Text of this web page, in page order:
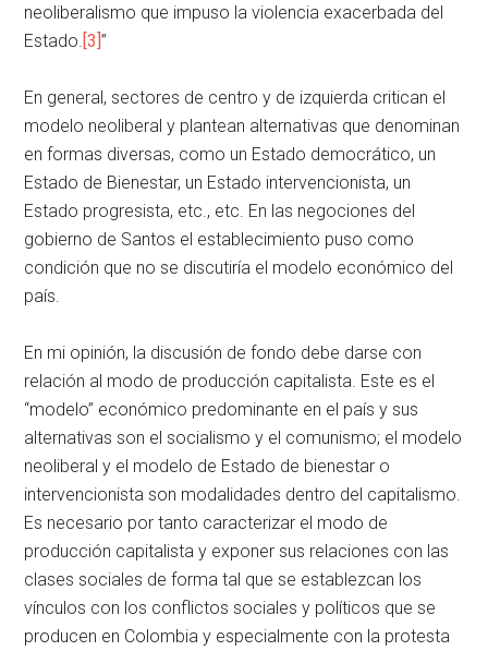
neoliberalismo que impuso la violencia exacerbada del
Estado.[3]”
En general, sectores de centro y de izquierda critican el
modelo neoliberal y plantean alternativas que denominan
en formas diversas, como un Estado democrático, un
Estado de Bienestar, un Estado intervencionista, un
Estado progresista, etc., etc. En las negociones del
gobierno de Santos el establecimiento puso como
condición que no se discutiría el modelo económico del
país.
En mi opinión, la discusión de fondo debe darse con
relación al modo de producción capitalista. Este es el
“modelo” económico predominante en el país y sus
alternativas son el socialismo y el comunismo; el modelo
neoliberal y el modelo de Estado de bienestar o
intervencionista son modalidades dentro del capitalismo.
Es necesario por tanto caracterizar el modo de
producción capitalista y exponer sus relaciones con las
clases sociales de forma tal que se establezcan los
vínculos con los conflictos sociales y políticos que se
producen en Colombia y especialmente con la protesta